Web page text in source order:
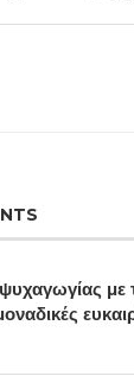
ψυχαγωγίας